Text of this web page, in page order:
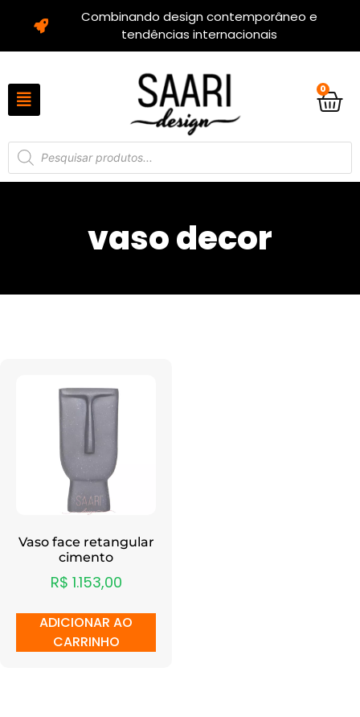
Combinando design contemporâneo e
tendências internacionais
0
vaso decor
Vaso face retangular
cimento
R$ 1.153,00
ADICIONAR AO
CARRINHO